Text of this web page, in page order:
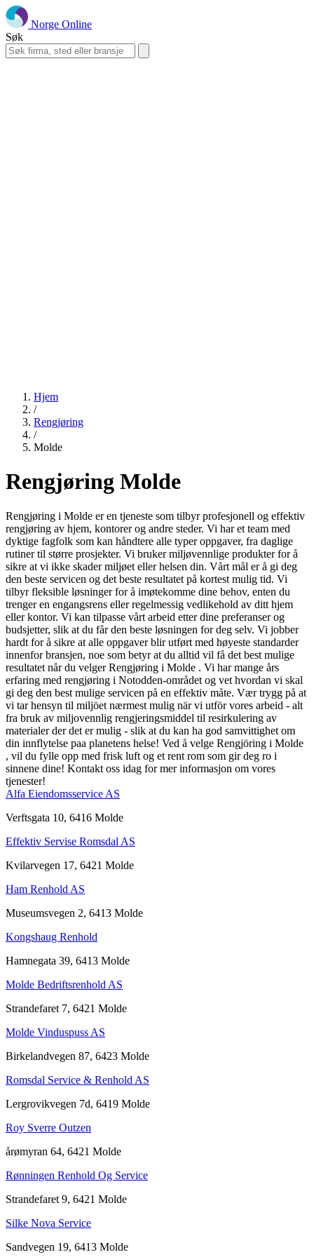
Norge Online
Søk
Hjem
/
Rengjøring
/
Molde
Rengjøring Molde
Rengjøring i Molde er en tjeneste som tilbyr profesjonell og effektiv
rengjøring av hjem, kontorer og andre steder. Vi har et team med
dyktige fagfolk som kan håndtere alle typer oppgaver, fra daglige
rutiner til større prosjekter. Vi bruker miljøvennlige produkter for å
sikre at vi ikke skader miljøet eller helsen din. Vårt mål er å gi deg
den beste servicen og det beste resultatet på kortest mulig tid. Vi
tilbyr fleksible løsninger for å imøtekomme dine behov, enten du
trenger en engangsrens eller regelmessig vedlikehold av ditt hjem
eller kontor. Vi kan tilpasse vårt arbeid etter dine preferanser og
budsjetter, slik at du får den beste løsningen for deg selv. Vi jobber
hardt for å sikre at alle oppgaver blir utført med høyeste standarder
innenfor bransjen, noe som betyr at du alltid vil få det best mulige
resultatet når du velger Rengjøring i Molde . Vi har mange års
erfaring med rengjøring i Notodden-området og vet hvordan vi skal
gi deg den best mulige servicen på en effektiv måte. Vær trygg på at
vi tar hensyn til miljöet nærmest mulig när vi utför vores arbeid - alt
fra bruk av miljovennlig rengjeringsmiddel til resirkulering av
materialer der det er mulig - slik at du kan ha god samvittighet om
din innflytelse paa planetens helse! Ved å velge Rengjöring i Molde
, vil du fylle opp med frisk luft og et rent rom som gir deg ro i
sinnene dine! Kontakt oss idag for mer informasjon om vores
tjenester!
Alfa Eiendomsservice AS
Verftsgata 10, 6416 Molde
Effektiv Servise Romsdal AS
Kvilarvegen 17, 6421 Molde
Ham Renhold AS
Museumsvegen 2, 6413 Molde
Kongshaug Renhold
Hamnegata 39, 6413 Molde
Molde Bedriftsrenhold AS
Strandefaret 7, 6421 Molde
Molde Vinduspuss AS
Birkelandvegen 87, 6423 Molde
Romsdal Service & Renhold AS
Lergrovikvegen 7d, 6419 Molde
Roy Sverre Outzen
årømyran 64, 6421 Molde
Rønningen Renhold Og Service
Strandefaret 9, 6421 Molde
Silke Nova Service
Sandvegen 19, 6413 Molde